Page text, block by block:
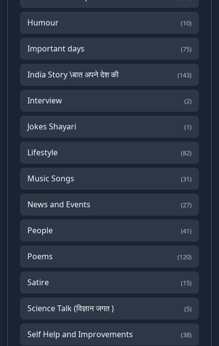
Humour (10)
Important days (75)
India Story \बात अपने देश की (143)
Interview (2)
Jokes Shayari (1)
Lifestyle (82)
Music Songs (31)
News and Events (27)
People (41)
Poems (120)
Satire (15)
Science Talk (विज्ञान जगत ) (5)
Self Help and Improvements (38)